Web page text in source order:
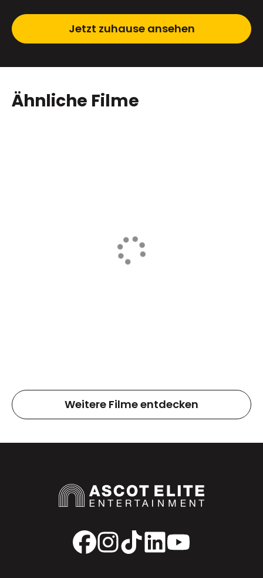
Jetzt zuhause ansehen
Ähnliche Filme
Weitere Filme entdecken
Facebook
Instagram
TikTokLinkedInYouTube